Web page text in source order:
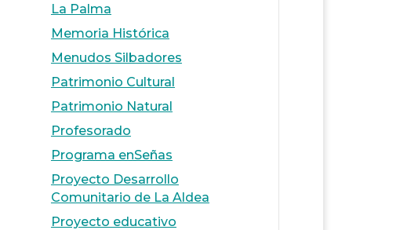
La Palma
Memoria Histórica
Menudos Silbadores
Patrimonio Cultural
Patrimonio Natural
Profesorado
Programa enSeñas
Proyecto Desarrollo
Comunitario de La Aldea
Proyecto educativo